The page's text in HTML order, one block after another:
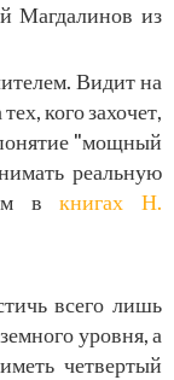
Магдалинов из
Видит на
кого захочет,
"мощный
реальную
вкнигах Н.
всего лишь
уровня, а
четвертый